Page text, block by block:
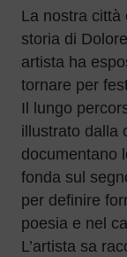
La nostra città
storia di
artista ha
tornare per
Il lungo
illustrato dalla
documentano
fonda sul
per definire
poesia e nel
L’artista sa